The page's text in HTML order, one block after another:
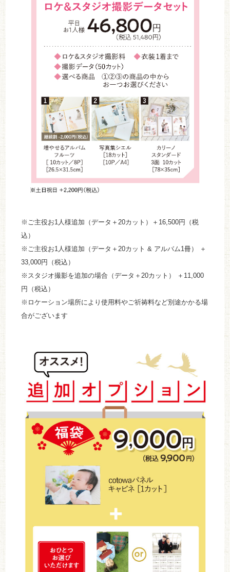
※ご主役お1人様追加（データ＋20カット）＋16,500円（税
込）
※ご主役お1人様追加（データ＋20カット & アルバム1冊） ＋
33,000円（税込）
※スタジオ撮影を追加の場合（データ＋20カット） ＋11,000
円（税込）
※ロケーション場所により使用料やご祈祷料など別途かかる場
合がございます